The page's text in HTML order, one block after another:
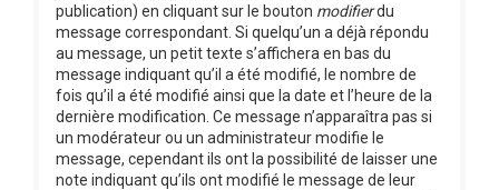
publication) en cliquant sur le bouton modifierdu
message correspondant. Si quelqu’un a déjà répondu
au message, un petit texte s’affichera en bas du
message indiquant qu’il a été modifié, le nombre de
fois qu’il a été modifié ainsi que la date et l’heure de la
dernière modification. Ce message n’apparaîtra pas si
un modérateur ou un administrateur modifie le
message, cependant ils ont la possibilité de laisser une
note indiquant qu’ils ont modifié le message de leur